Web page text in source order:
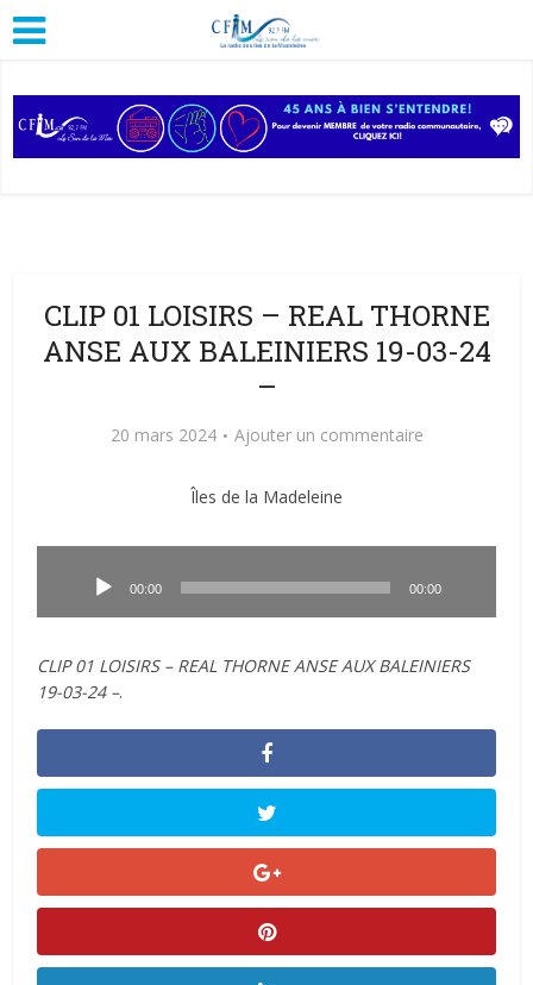
CLIP 01 LOISIRS – REAL THORNE
ANSE AUX BALEINIERS 19-03-24
–
20 mars 2024 Ajouter un commentaire
Îles de la Madeleine
00:00 00:00
CLIP 01 LOISIRS – REAL THORNE ANSE AUX BALEINIERS
19-03-24 –.